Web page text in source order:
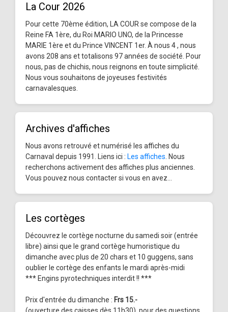
La Cour 2026
Pour cette 70ème édition, LA COUR se compose de la
Reine FA 1ère, du Roi MARIO UNO, de la Princesse
MARIE 1ère et du Prince VINCENT 1er. À nous 4 , nous
avons 208 ans et totalisons 97 années de société. Pour
nous, pas de chichis, nous reignons en toute simplicité.
Nous vous souhaitons de joyeuses festivités
carnavalesques.
Archives d'affiches
Nous avons retrouvé et numérisé les affiches du
Carnaval depuis 1991. Liens ici : Les affiches . Nous
recherchons activement des affiches plus anciennes.
Vous pouvez nous contacter si vous en avez...
Les cortèges
Découvrez le cortège nocturne du samedi soir (entrée
libre) ainsi que le grand cortège humoristique du
dimanche avec plus de 20 chars et 10 guggens, sans
oublier le cortège des enfants le mardi après-midi
*** Engins pyrotechniques interdit !! ***
Prix d'entrée du dimanche : Frs 15.-